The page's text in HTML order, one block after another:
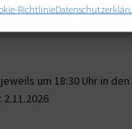
Richtlinie
um 18:30 Uhr in